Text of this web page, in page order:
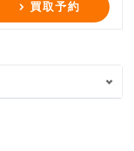
買取予約